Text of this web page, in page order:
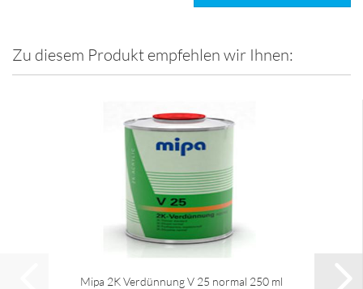
Zu diesem Produkt empfehlen wir Ihnen:
Mipa 2K Verdünnung V 25 normal 250 ml